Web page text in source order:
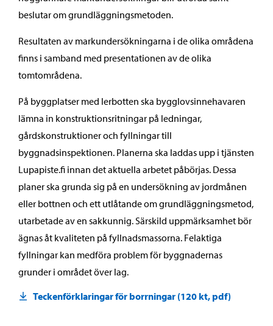
beslutar om grundläggningsmetoden.
Resultaten av markundersökningarna i de olika områdena
finns i samband med presentationen av de olika
tomtområdena.
På byggplatser med lerbotten ska bygglovsinnehavaren
lämna in konstruktionsritningar på ledningar,
gårdskonstruktioner och fyllningar till
byggnadsinspektionen. Planerna ska laddas upp i tjänsten
Lupapiste.fi innan det aktuella arbetet påbörjas. Dessa
planer ska grunda sig på en undersökning av jordmånen
eller bottnen och ett utlåtande om grundläggningsmetod,
utarbetade av en sakkunnig. Särskild uppmärksamhet bör
ägnas åt kvaliteten på fyllnadsmassorna. Felaktiga
fyllningar kan medföra problem för byggnadernas
grunder i området över lag.
Teckenförklaringar för borrningar (120 kt, pdf)